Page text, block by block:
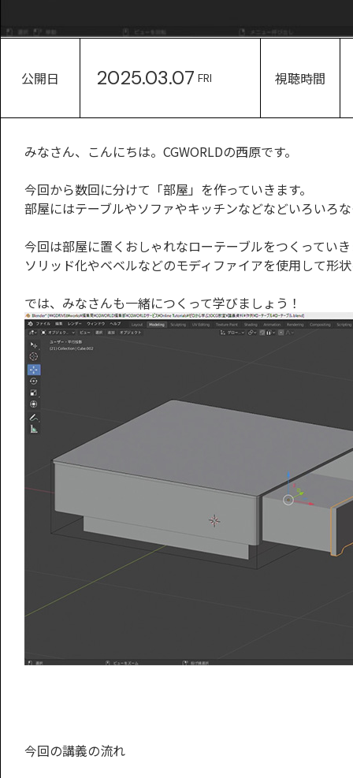
公開日 2025.03.07 FRI 視聴時間
みなさん、こんにちは。CGWORLDの西原です。
今回から数回に分けて「部屋」を作っていきます。
部屋にはテーブルやソファやキッチンなどなどいろいろ
今回は部屋に置くおしゃれなローテーブルをつくってい
ソリッド化やベベルなどのモディファイアを使用して形
では、みなさんも一緒につくって学びましょう！
今回の講義の流れ